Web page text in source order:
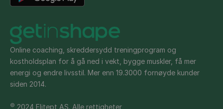
Online coaching, skreddersydd treningprogram og
kostholdsplan for å gå ned i vekt, bygge muskler, få mer
energi og endre livsstil. Mer enn 19.3000 fornøyde kunder
siden 2014.
© 2024 Elitept AS. Alle rettigheter